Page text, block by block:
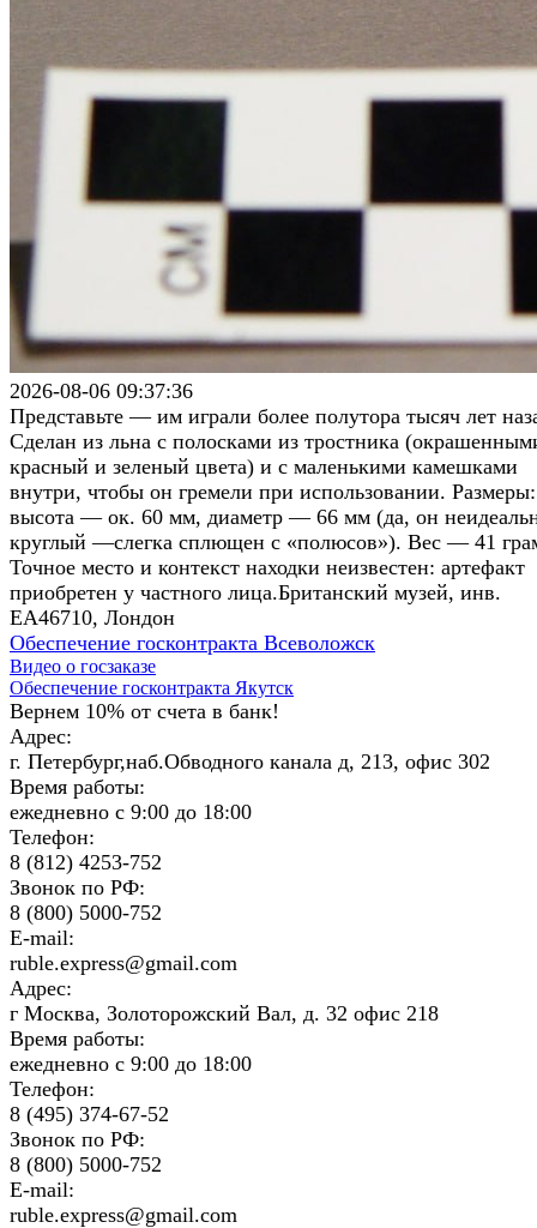
2026-08-06 09:37:36
Представьте — им играли более полутора тысяч лет
Сделан из льна с полосками из тростника
красный и зеленый цвета) и с маленькими камешками
внутри, чтобы он гремели при использовании. Размеры:
высота — ок. 60 мм, диаметр — 66 мм (да, он
круглый —слегка сплющен с «полюсов»). Вес — 41
Точное место и контекст находки неизвестен: артефакт
приобретен у частного лица.Британский музей, инв.
EA46710, Лондон
Обеспечение госконтракта Всеволожск
Видео о госзаказе
Обеспечение госконтракта Якутск
Вернем 10% от счета в банк!
Адрес:
г. Петербург,наб.Обводного канала д, 213, офис 302
Время работы:
ежедневно с 9:00 до 18:00
Телефон:
8 (812) 4253-752
Звонок по РФ:
8 (800) 5000-752
E-mail:
ruble.express@gmail.com
Адрес:
г Москва, Золоторожский Вал, д. 32 офис 218
Время работы:
ежедневно с 9:00 до 18:00
Телефон:
8 (495) 374-67-52
Звонок по РФ:
8 (800) 5000-752
E-mail:
ruble.express@gmail.com